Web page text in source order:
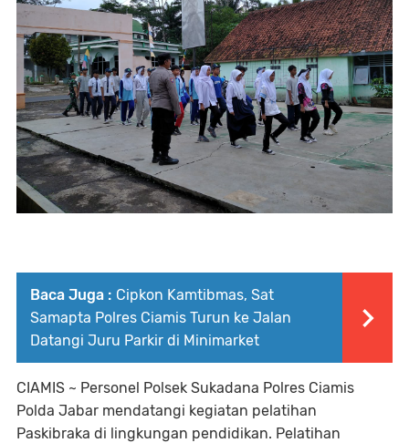
Baca Juga : Cipkon Kamtibmas, Sat
Samapta Polres Ciamis Turun ke Jalan
Datangi Juru Parkir di Minimarket
CIAMIS ~ Personel Polsek Sukadana Polres Ciamis
Polda Jabar mendatangi kegiatan pelatihan
Paskibraka di lingkungan pendidikan. Pelatihan